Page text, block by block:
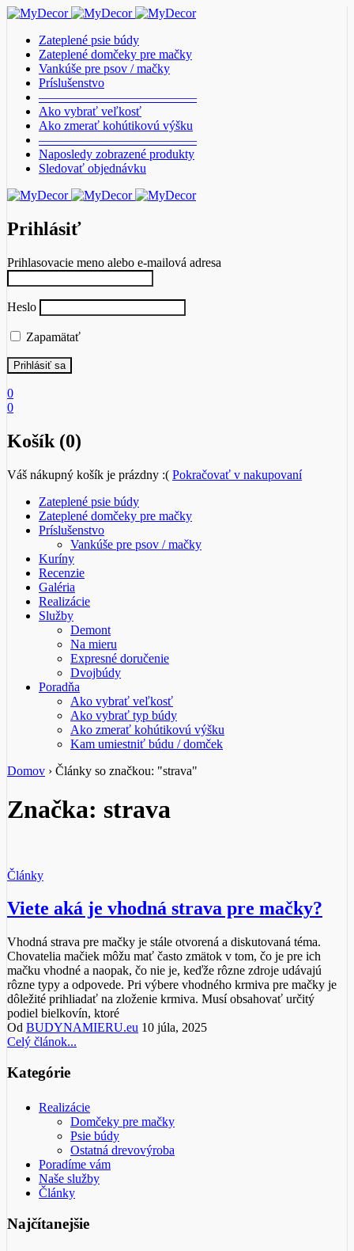
Zateplené psie búdy
Zateplené domčeky pre mačky
Vankúše pre psov / mačky
Príslušenstvo
————————————–
Ako vybrať veľkosť
Ako zmerať kohútikovú výšku
————————————–
Naposledy zobrazené produkty
Sledovať objednávku
Prihlásiť
Prihlasovacie meno alebo e-mailová adresa
Heslo
Zapamätať
0
0
Košík (0)
Váš nákupný košík je prázdny :( Pokračovať v nakupovaní
Zateplené psie búdy
Zateplené domčeky pre mačky
Príslušenstvo
Vankúše pre psov / mačky
Kuríny
Recenzie
Galéria
Realizácie
Služby
Demont
Na mieru
Expresné doručenie
Dvojbúdy
Poradňa
Ako vybrať veľkosť
Ako vybrať typ búdy
Ako zmerať kohútikovú výšku
Kam umiestniť búdu / domček
Domov › Články so značkou: "strava"
Značka: strava
Články
Viete aká je vhodná strava pre mačky?
Vhodná strava pre mačky je stále otvorená a diskutovaná téma.
Chovatelia mačiek môžu mať často zmätok v tom, čo je pre ich
mačku vhodné a naopak, čo nie je, keďže rôzne zdroje udávajú
rôzne typy a odpovede. Pri výbere vhodného krmiva pre mačky je
dôležité prihliadať na zloženie krmiva. Musí obsahovať určitý
podiel bielkovín, ktoré
Od BUDYNAMIERU.eu 10 júla, 2025
Celý článok...
Kategórie
Realizácie
Domčeky pre mačky
Psie búdy
Ostatná drevovýroba
Poradíme vám
Naše služby
Články
Najčítanejšie